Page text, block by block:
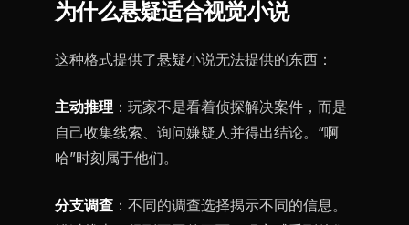
为什么悬疑适合视觉小说
这种格式提供了悬疑小说无法提供的东西：
主动推理 ：玩家不是看着侦探解决案件，而是
自己收集线索、询问嫌疑人并得出结论。“啊
哈”时刻属于他们。
分支调查 ：不同的调查选择揭示不同的信息。